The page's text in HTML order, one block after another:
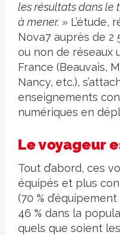
les résultats dans le
à mener. » L’étude,
Nova7 auprès de 2
ou non de réseaux
France (Beauvais,
Nancy, etc.),
enseignements
numériques en
Le voyageur
Tout d’abord, ces
équipés et plus
(70 %
46 % dans la
quels que soient